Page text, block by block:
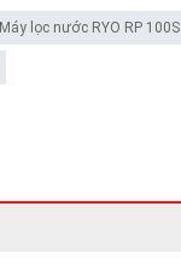
Máy lọc nước RYO RP 100S